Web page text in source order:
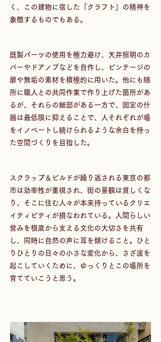
く、この建物に宿した「クラフト」の精神を
象徴するものでもある。
既製パーツの使用を極力避け、天井照明のカ
バーやドアノブなどを自作し、ビンテージの
扉や無垢の素材を積極的に用いた。他にも随
所に職人との共同作業で作り上げた箇所があ
るが、それらの細部がある一方で、固定の什
器は最低限に抑えることで、人それぞれが場
をイノベートし続けられるような余白を持っ
た空間づくりを目指した。
スクラップ＆ビルドが繰り返される東京の都
市は効率性が重視され、街の景観は貧しくな
り、そこに住む人々が本来持っているクリエ
イティビティが損なわれている。人間らしい
営みを根底から支える文化の大切さを共有
し、同時に自然の声に耳を傾けること。ひと
りひとりの日々の小さな変化から、さざ波を
起こしていくために、ゆっくりとこの場所を
育てていこうと思う。